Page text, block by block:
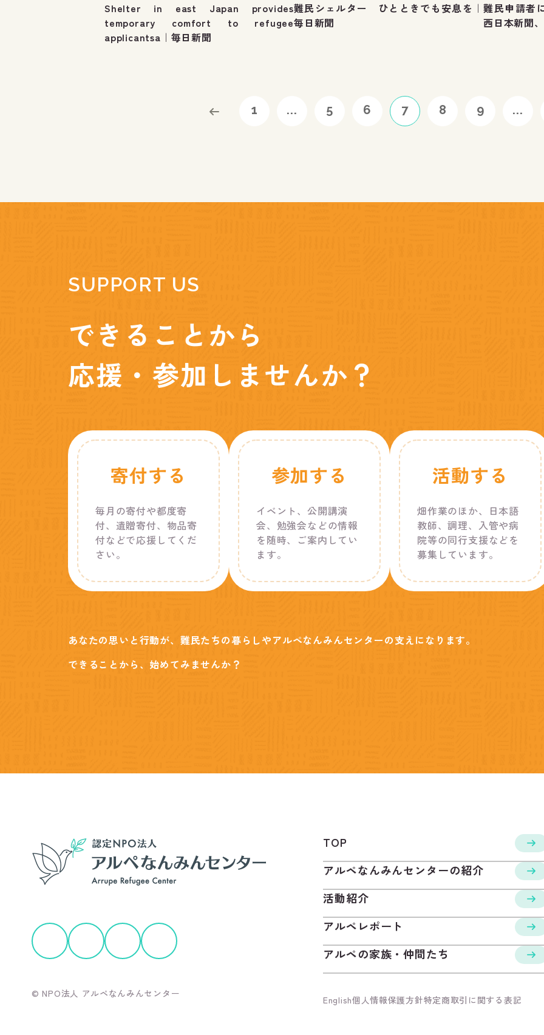
Shelter in east Japan provides
temporary comfort to refugee
applicantsa｜毎日新聞
難民シェルター ひとときでも安息を｜
毎日新聞
難民申請者
西日本新聞
1 ... 5 6 7 8 9 ...
SUPPORT US
できることから
応援・参加しませんか？
寄付する
毎月の寄付や都度寄
付、遺贈寄付、物品寄
付などで応援してくだ
さい。
参加する
イベント、公開講演
会、勉強会などの情報
を随時、ご案内してい
ます。
活動する
畑作業のほか、日本語
教師、調理、入管や病
院等の同行支援などを
募集しています。
あなたの思いと行動が、難民たちの暮らしやアルペなんみんセンターの支えになります。
できることから、始めてみませんか？
© NPO法人 アルペなんみんセンター
TOP
アルペなんみんセンターの紹介
活動紹介
アルペレポート
アルペの家族・仲間たち
English個人情報保護方針特定商取引に関する表記